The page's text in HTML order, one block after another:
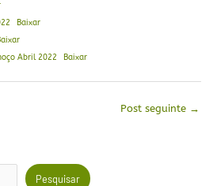
Baixar
Abril 2022
Baixar
Post seguinte →
Pesquisar